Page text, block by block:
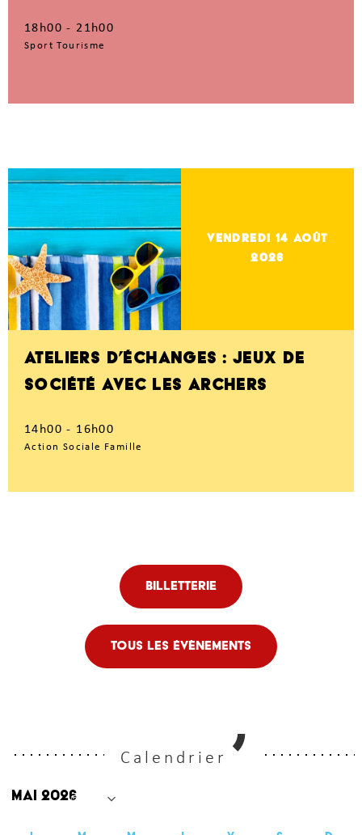
18h00 - 21h00
Sport Tourisme
vendredi 14Août
2026
ATELIERS D’ÉCHANGES : JEUX DE
SOCIÉTÉ AVEC LES ARCHERS
14h00 - 16h00
Action Sociale Famille
Billetterie
Tous les évènements
Calendrier